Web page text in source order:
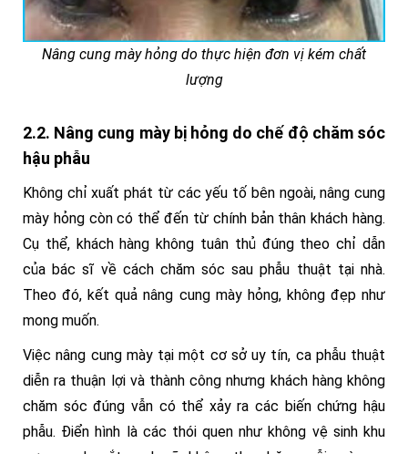
Nâng cung mày hỏng do thực hiện đơn vị kém chất
lượng
2.2. Nâng cung mày bị hỏng do chế độ chăm sóc
hậu phẫu
Không chỉ xuất phát từ các yếu tố bên ngoài, nâng cung
mày hỏng còn có thể đến từ chính bản thân khách hàng.
Cụ thể, khách hàng không tuân thủ đúng theo chỉ dẫn
của bác sĩ về cách chăm sóc sau phẫu thuật tại nhà.
Theo đó, kết quả nâng cung mày hỏng, không đẹp như
mong muốn.
Việc nâng cung mày tại một cơ sở uy tín, ca phẫu thuật
diễn ra thuận lợi và thành công nhưng khách hàng không
chăm sóc đúng vẫn có thể xảy ra các biến chứng hậu
phẫu. Điển hình là các thói quen như không vệ sinh khu